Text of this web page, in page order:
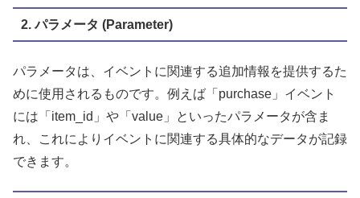
2. パラメータ (Parameter)
パラメータは、イベントに関連する追加情報を提供するた
めに使用されるものです。例えば「purchase」イベント
には「item_id」や「value」といったパラメータが含ま
れ、これによりイベントに関連する具体的なデータが記録
できます。